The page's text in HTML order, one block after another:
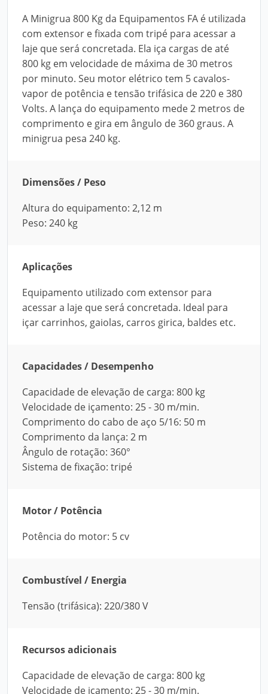
A Minigrua 800 Kg da Equipamentos FA é utilizada
com extensor e fixada com tripé para acessar a
laje que será concretada. Ela iça cargas de até
800 kg em velocidade de máxima de 30 metros
por minuto. Seu motor elétrico tem 5 cavalos-
vapor de potência e tensão trifásica de 220 e 380
Volts. A lança do equipamento mede 2 metros de
comprimento e gira em ângulo de 360 graus. A
minigrua pesa 240 kg.
Dimensões / Peso
Altura do equipamento: 2,12 m
Peso: 240 kg
Aplicações
Equipamento utilizado com extensor para
acessar a laje que será concretada. Ideal para
içar carrinhos, gaiolas, carros girica, baldes etc.
Capacidades / Desempenho
Capacidade de elevação de carga: 800 kg
Velocidade de içamento: 25 - 30 m/min.
Comprimento do cabo de aço 5/16: 50 m
Comprimento da lança: 2 m
Ângulo de rotação: 360°
Sistema de fixação: tripé
Motor / Potência
Potência do motor: 5 cv
Combustível / Energia
Tensão (trifásica): 220/380 V
Recursos adicionais
Capacidade de elevação de carga: 800 kg
Velocidade de içamento: 25 - 30 m/min.